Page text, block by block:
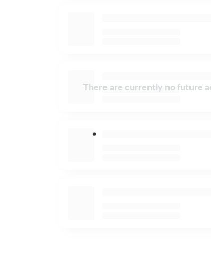
There are currently no future